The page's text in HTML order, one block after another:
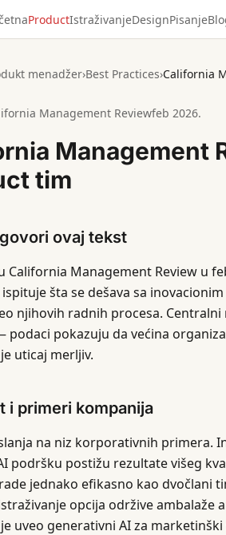
ProductIstraživanjeDesignPisanje
menadžer›Best Practices›
Management Reviewfeb 2026.
Management
tim
ovaj tekst
California Management Review u
ispituje šta se dešava sa
njihovih radnih procesa.
podaci pokazuju da većina
uticaj merljiv.
i primeri kompanija
na niz korporativnih primera.
podršku postižu rezultate višeg
jednako efikasno kao dvočlani
opcija održive ambalaže
uveo generativni AI za